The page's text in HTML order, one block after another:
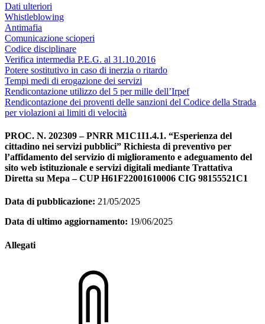
Dati ulteriori
Whistleblowing
Antimafia
Comunicazione scioperi
Codice disciplinare
Verifica intermedia P.E.G. al 31.10.2016
Potere sostitutivo in caso di inerzia o ritardo
Tempi medi di erogazione dei servizi
Rendicontazione utilizzo del 5 per mille dell’Irpef
Rendicontazione dei proventi delle sanzioni del Codice della Strada
per violazioni ai limiti di velocità
PROC. N. 202309 – PNRR M1C1I1.4.1. “Esperienza del
cittadino nei servizi pubblici” Richiesta di preventivo per
l’affidamento del servizio di miglioramento e adeguamento del
sito web istituzionale e servizi digitali mediante Trattativa
Diretta su Mepa – CUP H61F22001610006 CIG 98155521C1
Data di pubblicazione: 21/05/2025
Data di ultimo aggiornamento: 19/06/2025
Allegati